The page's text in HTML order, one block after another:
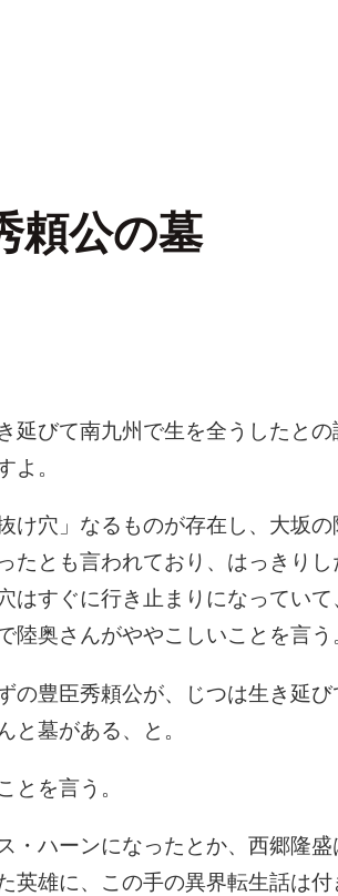
頼公の墓
延びて南九州で生を全うしたと
。
け穴」なるものが存在し、大坂
たとも言われており、はっきり
すぐに行き止まりになっていて
奥さんがややこしいことを言う
の豊臣秀頼公が、じつは生き延
墓がある、と。
を言う。
ハーンになったとか、西郷隆盛
英雄に、この手の異界転生話は